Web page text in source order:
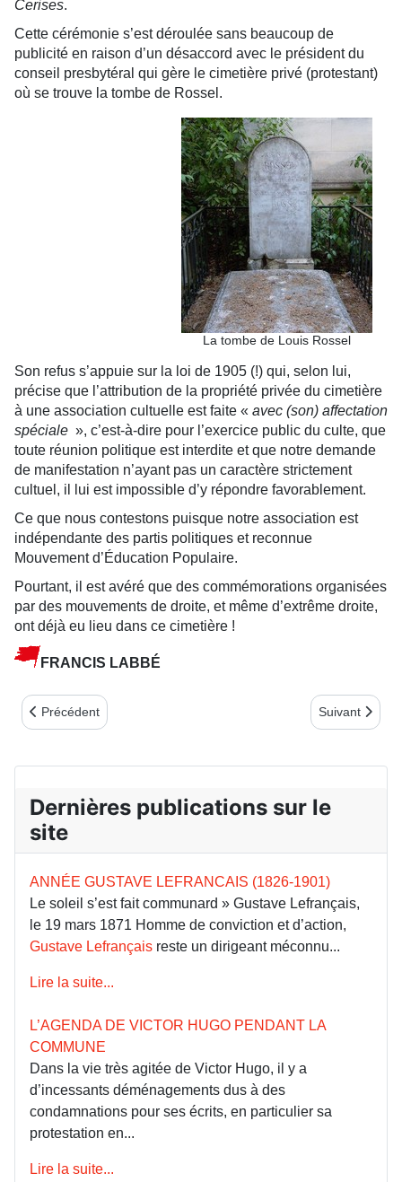
Cerises.
Cette cérémonie s’est déroulée sans beaucoup de
publicité en raison d’un désaccord avec le président du
conseil presbytéral qui gère le cimetière privé (protestant)
où se trouve la tombe de Rossel.
La tombe de Louis Rossel
Son refus s’appuie sur la loi de 1905 (!) qui, selon lui,
précise que l’attribution de la propriété privée du cimetière
à une association cultuelle est faite « avec (son) affectation
spéciale », c’est-à-dire pour l’exercice public du culte, que
toute réunion politique est interdite et que notre demande
de manifestation n’ayant pas un caractère strictement
cultuel, il lui est impossible d’y répondre favorablement.
Ce que nous contestons puisque notre association est
indépendante des partis politiques et reconnue
Mouvement d’Éducation Populaire.
Pourtant, il est avéré que des commémorations organisées
par des mouvements de droite, et même d’extrême droite,
ont déjà eu lieu dans ce cimetière !
FRANCIS LABBÉ
Article précédent : LE COMITÉ AUVERGNE EN 2014
Précédent Article suivant
Suivant
Dernières publications sur le
site
ANNÉE GUSTAVE LEFRANCAIS (1826-1901)
Le soleil s’est fait communard » Gustave Lefrançais,
le 19 mars 1871 Homme de conviction et d’action,
Gustave Lefrançais reste un dirigeant méconnu...
Lire la suite...
L’AGENDA DE VICTOR HUGO PENDANT LA
COMMUNE
Dans la vie très agitée de Victor Hugo, il y a
d’incessants déménagements dus à des
condamnations pour ses écrits, en particulier sa
protestation en...
Lire la suite...